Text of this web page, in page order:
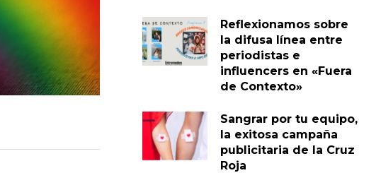
Reflexionamos sobre
la difusa línea entre
periodistas e
influencers en «Fuera
de Contexto»
Sangrar por tu equipo,
la exitosa campaña
publicitaria de la Cruz
Roja